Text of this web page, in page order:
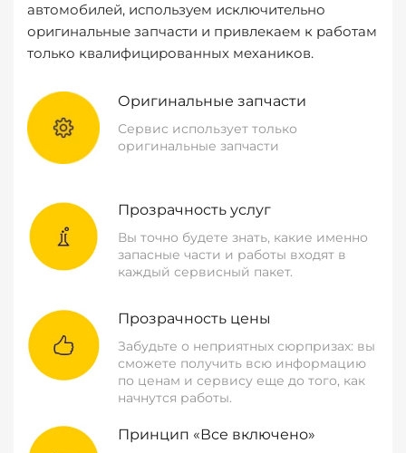
автомобилей, используем исключительно
оригинальные запчасти и привлекаем к работам
только квалифицированных механиков.
Оригинальные запчасти
Сервис использует только
оригинальные запчасти
Прозрачность услуг
Вы точно будете знать, какие именно
запасные части и работы входят в
каждый сервисный пакет.
Прозрачность цены
Забудьте о неприятных сюрпризах: вы
сможете получить всю информацию
по ценам и сервису еще до того, как
начнутся работы.
Принцип «Все включено»